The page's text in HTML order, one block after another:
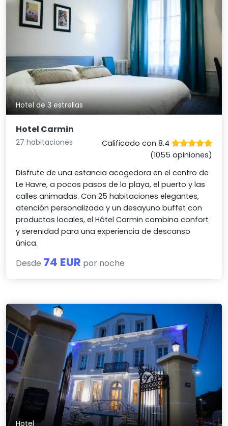
Hotel de 3 estrellas
Hotel Carmin
27 habitaciones
Calificado con 8.4
(1055 opiniones)
Disfrute de una estancia acogedora en el centro de
Le Havre, a pocos pasos de la playa, el puerto y las
calles animadas. Con 25 habitaciones elegantes,
atención personalizada y un desayuno buffet con
productos locales, el Hôtel Carmin combina confort
y serenidad para una experiencia de descanso
única.
Desde 74 EUR por noche
Hotel